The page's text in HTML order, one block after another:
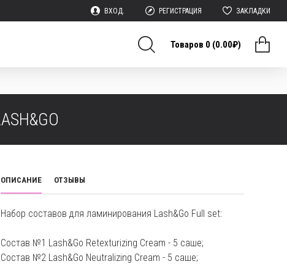
ВХОД. РЕГИСТРАЦИЯ ЗАКЛАДКИ
Товаров 0 (0.00₽)
ОПИСАНИЕ ОТЗЫВЫ
Набор составов для ламинирования Lash&Go Full set:
Состав №1 Lash&Go Retexturizing Cream - 5 саше;
Состав №2 Lash&Go Neutralizing Cream - 5 саше;